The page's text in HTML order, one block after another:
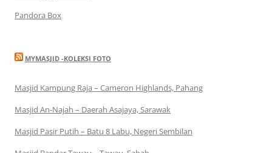
Pandora Box
MYMASJID -KOLEKSI FOTO
Masjid Kampung Raja – Cameron Highlands, Pahang
Masjid An-Najah – Daerah Asajaya, Sarawak
Masjid Pasir Putih – Batu 8 Labu, Negeri Sembilan